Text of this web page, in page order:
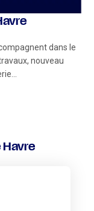
dans le
nouveau
Havre